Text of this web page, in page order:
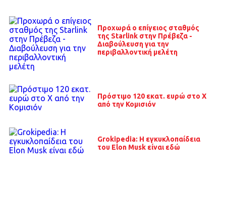
Προχωρά ο επίγειος σταθμός
της Starlink στην Πρέβεζα -
Διαβούλευση για την
περιβαλλοντική μελέτη
Πρόστιμο 120 εκατ. ευρώ στο Χ
από την Κομισιόν
Grokipedia: Η εγκυκλοπαίδεια
του Elon Musk είναι εδώ